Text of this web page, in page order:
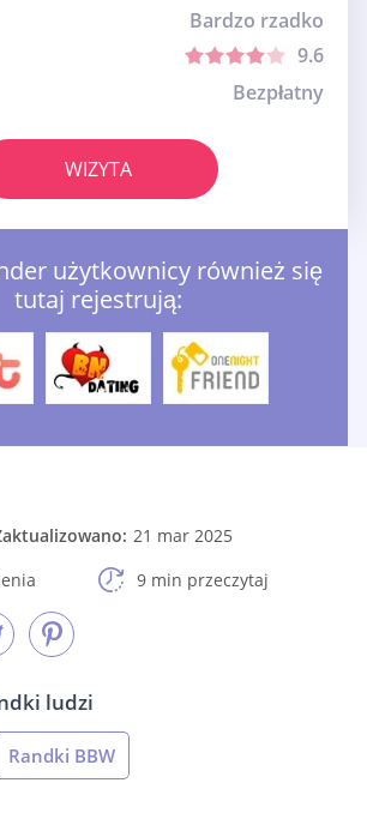
Bardzo rzadko
9.6
Bezpłatny
WIZYTA
użytkownicy również się
tutaj rejestrują:
21 mar 2025
9 min przeczytaj
ludzi
Randki BBW